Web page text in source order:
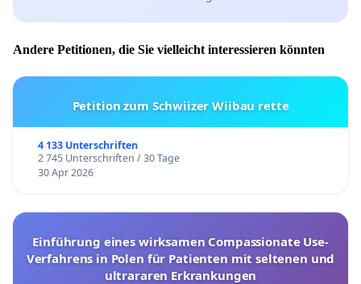
Andere Petitionen, die Sie vielleicht interessieren könnten
Petition zum Schwiizer Wiibau rette
4 133 Unterschriften
2 745 Unterschriften / 30 Tage
30 Apr 2026
Einführung eines wirksamen Compassionate Use-
Verfahrens in Polen für Patienten mit seltenen und
ultrararen Erkrankungen